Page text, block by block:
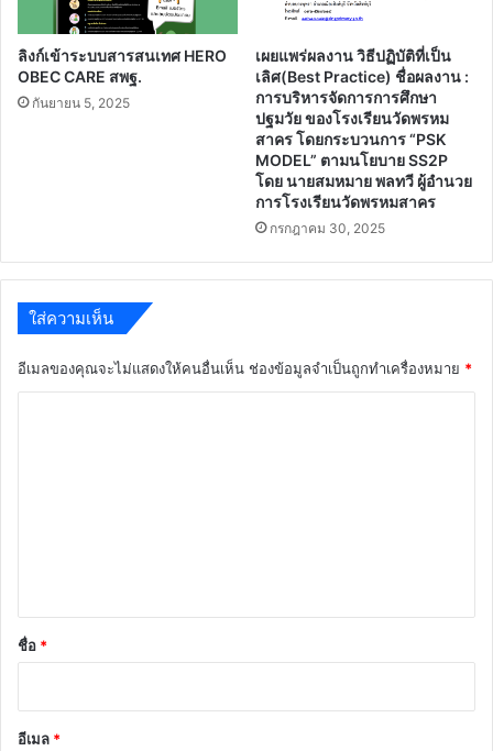
ลิงก์เข้าระบบสารสนเทศ HERO
OBEC CARE สพฐ.
กันยายน 5, 2025
เผยแพร่ผลงาน วิธีปฏิบัติที่เป็น
เลิศ(Best Practice) ชื่อผลงาน :
การบริหารจัดการการศึกษา
ปฐมวัย ของโรงเรียนวัดพรหม
สาคร โดยกระบวนการ “PSK
MODEL” ตามนโยบาย SS2P
โดย นายสมหมาย พลทวี ผู้อำนวย
การโรงเรียนวัดพรหมสาคร
กรกฎาคม 30, 2025
ใส่ความเห็น
อีเมลของคุณจะไม่แสดงให้คนอื่นเห็น ช่องข้อมูลจำเป็นถูกทำเครื่องหมาย *
*
ชื่อ *
อีเมล *